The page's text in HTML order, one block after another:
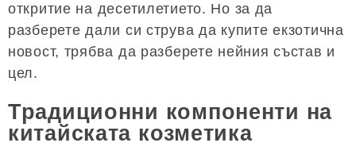
откритие на десетилетието. Но за да
разберете дали си струва да купите екзотична
новост, трябва да разберете нейния състав и
цел.
Традиционни компоненти на
китайската козметика